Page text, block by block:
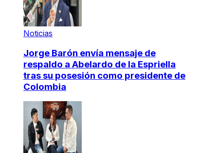
Noticias
Jorge Barón envía mensaje de
respaldo a Abelardo de la Espriella
tras su posesión como presidente de
Colombia